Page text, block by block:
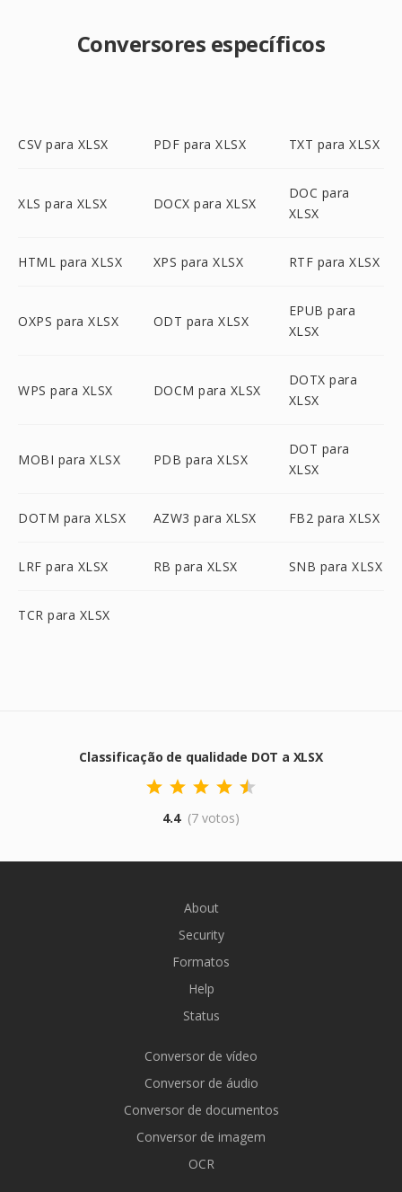
Conversores específicos
CSV para XLSX PDF para XLSX TXT para XLSX
XLS para XLSX DOCX para XLSX
DOC para
XLSX
HTML para XLSX XPS para XLSX RTF para XLSX
OXPS para XLSX ODT para XLSX
EPUB para
XLSX
WPS para XLSX DOCM para XLSX
DOTX para
XLSX
MOBI para XLSX PDB para XLSX
DOT para
XLSX
DOTM para XLSX AZW3 para XLSX FB2 para XLSX
LRF para XLSX RB para XLSX SNB para XLSX
TCR para XLSX
Classificação de qualidade DOT a XLSX
4.4 (7 votos)
About
Security
Formatos
Help
Status
Conversor de vídeo
Conversor de áudio
Conversor de documentos
Conversor de imagem
OCR